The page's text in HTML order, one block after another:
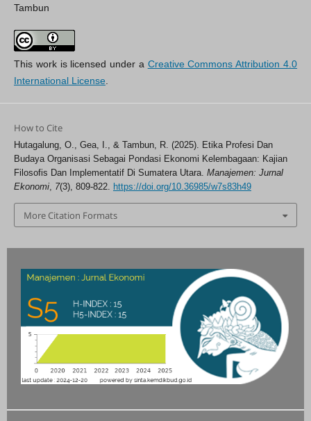
Tambun
This work is licensed under a Creative Commons Attribution 4.0
International License.
How to Cite
Hutagalung, O., Gea, I., & Tambun, R. (2025). Etika Profesi Dan
Budaya Organisasi Sebagai Pondasi Ekonomi Kelembagaan: Kajian
Filosofis Dan Implementatif Di Sumatera Utara. Manajemen: Jurnal
Ekonomi, 7(3), 809-822. https://doi.org/10.36985/w7s83h49
More Citation Formats